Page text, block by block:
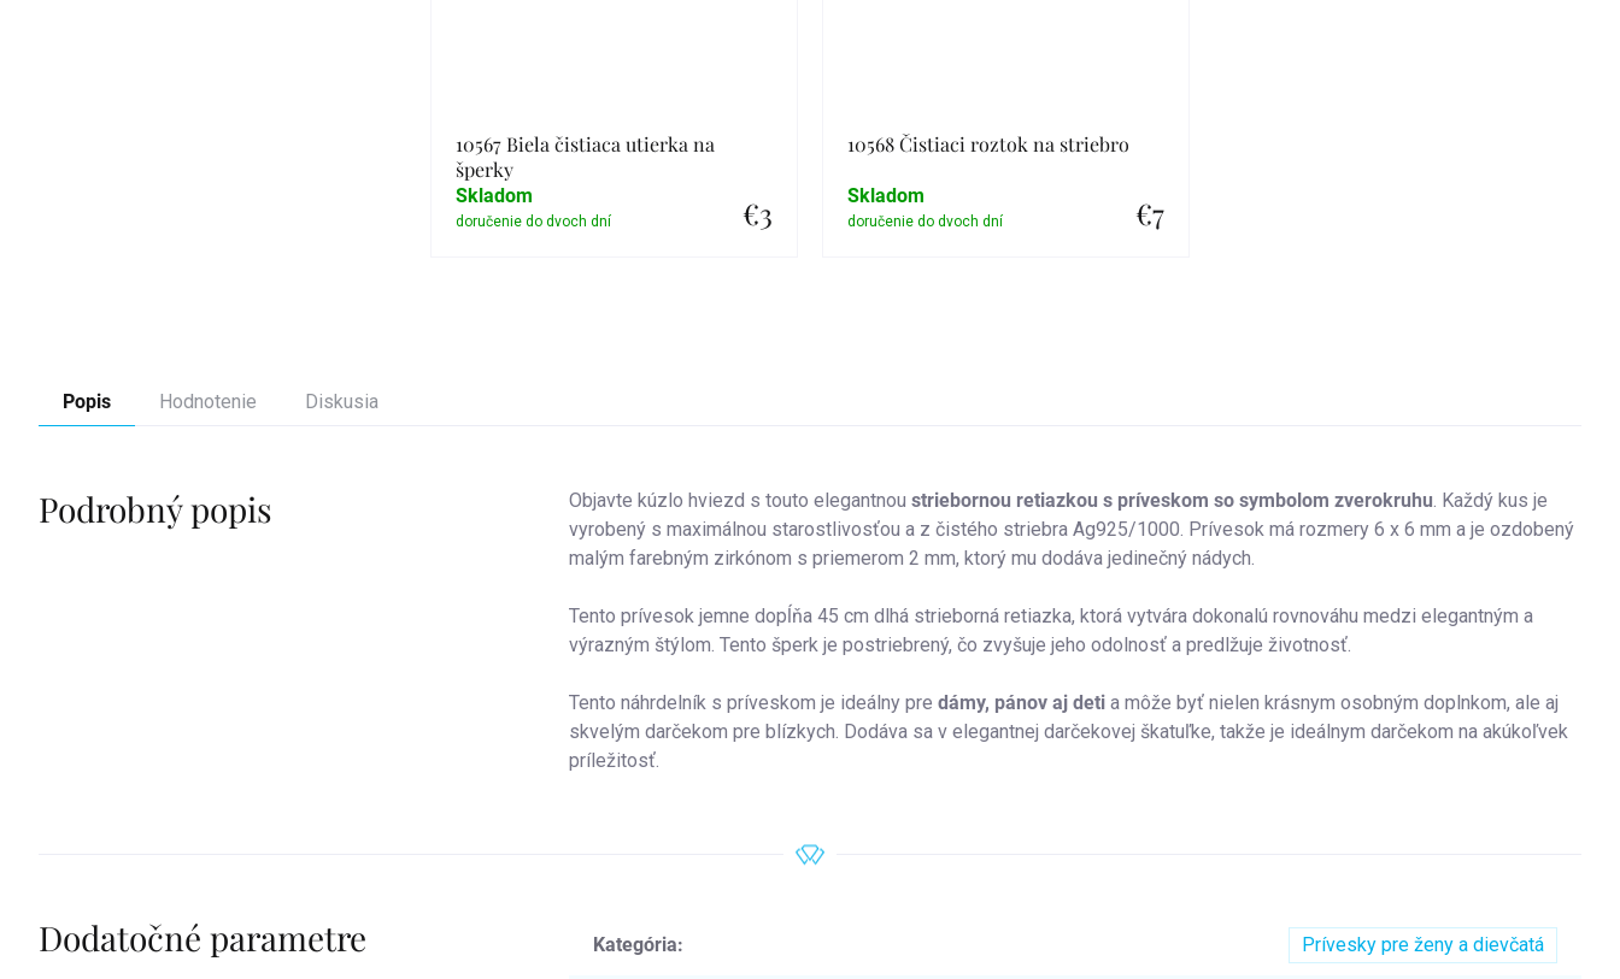
10567 Biela čistiaca utierka na
šperky
€3
Skladom
10568 Čistiaci roztok na striebro
€7
Skladom
Popis Hodnotenie Diskusia
Podrobný popis Objavte kúzlo hviezd s touto elegantnou striebornou retiazkou s príveskom so symbolom zverokruhu. Každý kus je
vyrobený s maximálnou starostlivosťou a z čistého striebra Ag925/1000. Prívesok má rozmery 6 x 6 mm a je ozdobený
malým farebným zirkónom s priemerom 2 mm, ktorý mu dodáva jedinečný nádych.
Tento prívesok jemne dopĺňa 45 cm dlhá strieborná retiazka, ktorá vytvára dokonalú rovnováhu medzi elegantným a
výrazným štýlom. Tento šperk je postriebrený, čo zvyšuje jeho odolnosť a predlžuje životnosť.
Tento náhrdelník s príveskom je ideálny pre dámy, pánov aj deti a môže byť nielen krásnym osobným doplnkom, ale aj
skvelým darčekom pre blízkych. Dodáva sa v elegantnej darčekovej škatuľke, takže je ideálnym darčekom na akúkoľvek
príležitosť.
Dodatočné parametre Kategória: Prívesky pre ženy a dievčatá